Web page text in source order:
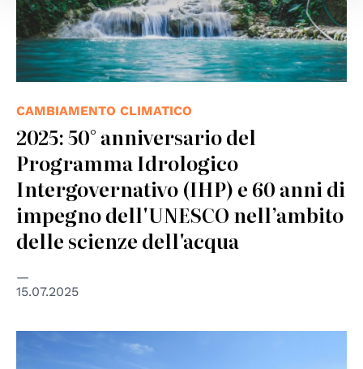
CAMBIAMENTO CLIMATICO
2025: 50° anniversario del
Programma Idrologico
Intergovernativo (IHP) e 60 anni di
impegno dell'UNESCO nell’ambito
delle scienze dell'acqua
15.07.2025
© Kimber Nilsson on Unsplash